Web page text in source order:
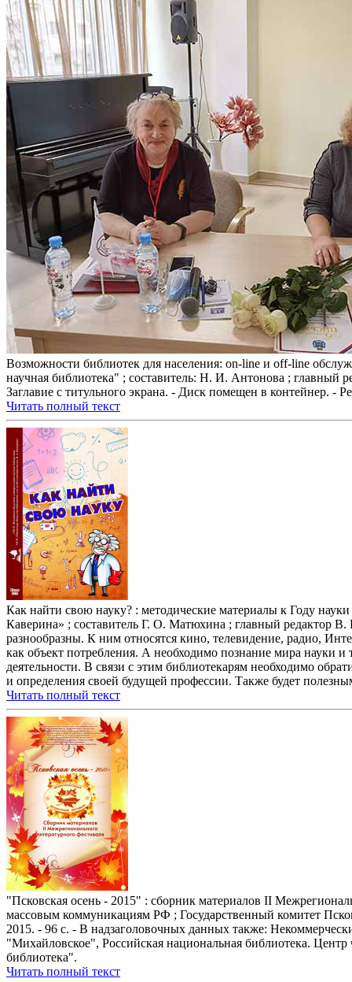
Возможности библиотек для населения: on-line и off-line
научная библиотека" ; составитель: Н. И. Антонова ; главный
Заглавие с титульного экрана. - Диск помещен в контейнер. -
Читать полный текст
Как найти свою науку? : методические материалы к Году
Каверина» ; составитель Г. О. Матюхина ; главный редактор В.
разнообразны. К ним относятся кино, телевидение, радио,
как объект потребления. А необходимо познание мира науки и
деятельности. В связи с этим библиотекарям необходимо
и определения своей будущей профессии. Также будет
Читать полный текст
"Псковская осень - 2015" : сборник материалов II
массовым коммуникациям РФ ; Государственный комитет
2015. - 96 с. - В надзаголовочных данных также:
"Михайловское", Российская национальная библиотека.
библиотека".
Читать полный текст